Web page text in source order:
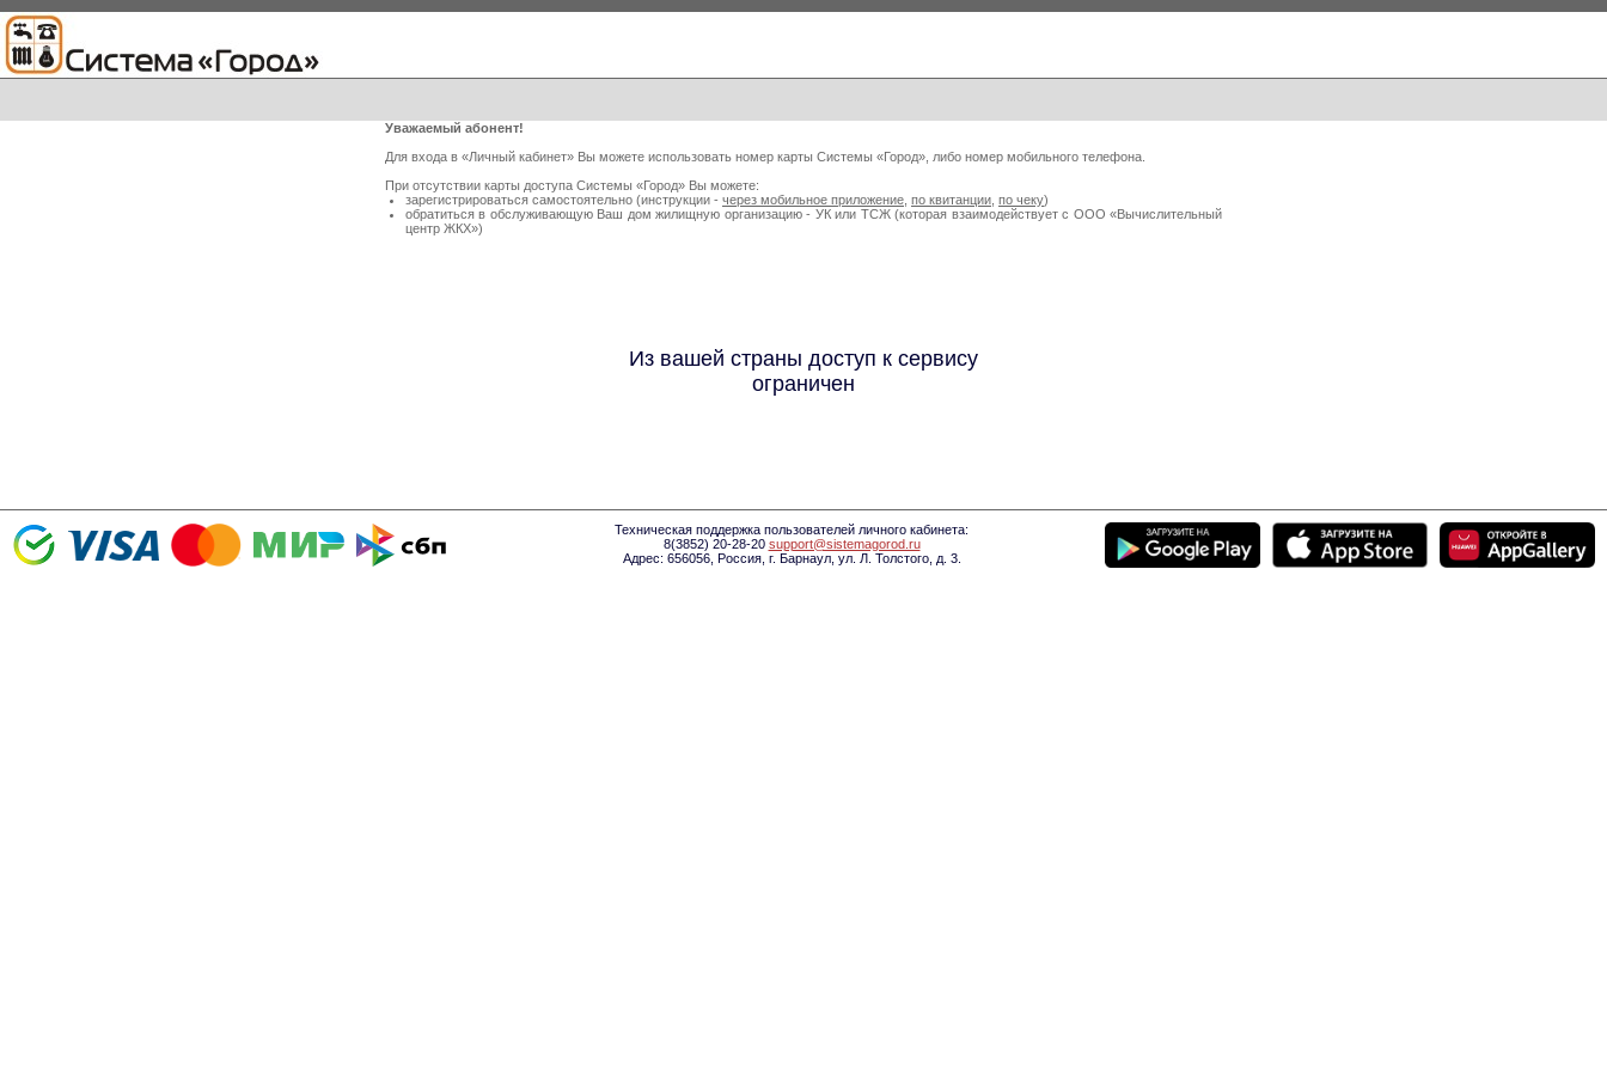
Уважаемый абонент!
Для входа в «Личный кабинет» Вы можете использовать номер карты Системы «Город», либо номер мобильного телефона.
При отсутствии карты доступа Системы «Город» Вы можете:
зарегистрироваться самостоятельно (инструкции - через мобильное приложение по квитанции по чеку)
обратиться в обслуживающую Ваш дом жилищную организацию - УК или ТСЖ (которая взаимодействует с ООО «Вычислительный
центр ЖКХ»)
Из вашей страны доступ к сервису
ограничен
Техническая поддержка пользователей личного кабинета:
8(3852) 20-28-20 support@sistemagorod.ru
Адрес: 656056, Россия, г. Барнаул, ул. Л. Толстого, д. 3.